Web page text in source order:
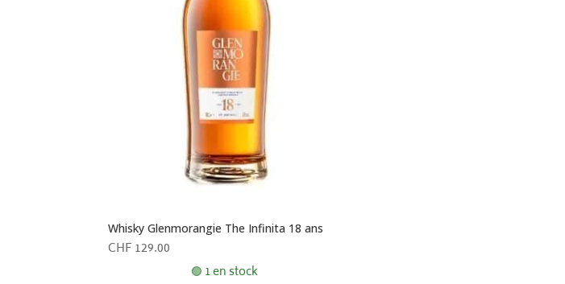
Whisky Glenmorangie The Infinita 18 ans
CHF 129.00
🟢 1 en stock